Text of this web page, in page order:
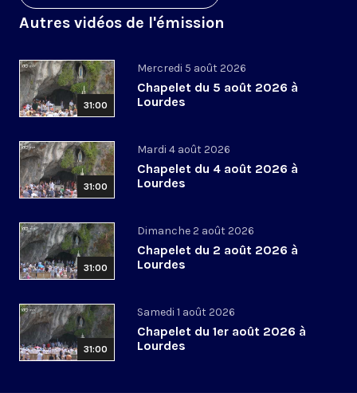
Autres vidéos de l'émission
31:00
Mercredi 5 août 2026
Chapelet du 5 août 2026 à
Lourdes
31:00
Mardi 4 août 2026
Chapelet du 4 août 2026 à
Lourdes
31:00
Dimanche 2 août 2026
Chapelet du 2 août 2026 à
Lourdes
31:00
Samedi 1 août 2026
Chapelet du 1er août 2026 à
Lourdes